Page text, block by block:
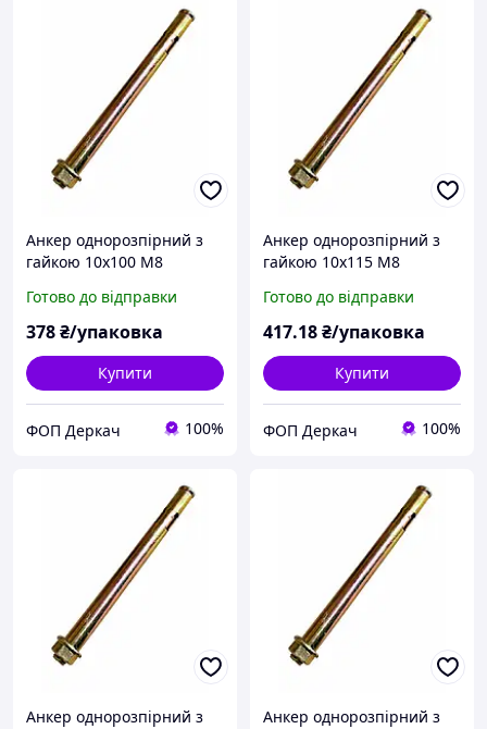
Анкер однорозпірний з
гайкою 10х100 М8
Готово до відправки
378₴/упаковка
Купити
ФОП Деркач 100%
Анкер однорозпірний з
гайкою 10х115 М8
Готово до відправки
417.18₴/упаковка
Купити
ФОП Деркач 100%
Анкер однорозпірний з
Анкер однорозпірний з